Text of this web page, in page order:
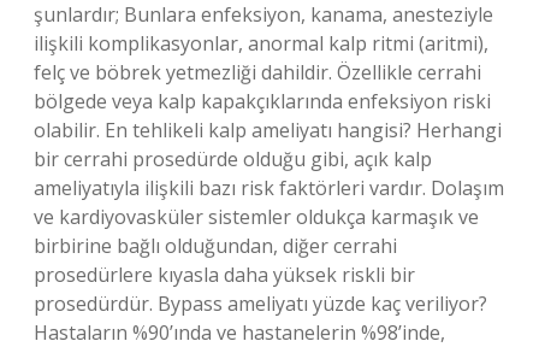
şunlardır; Bunlara enfeksiyon, kanama, anesteziyle
ilişkili komplikasyonlar, anormal kalp ritmi (aritmi),
felç ve böbrek yetmezliği dahildir. Özellikle cerrahi
bölgede veya kalp kapakçıklarında enfeksiyon riski
olabilir. En tehlikeli kalp ameliyatı hangisi? Herhangi
bir cerrahi prosedürde olduğu gibi, açık kalp
ameliyatıyla ilişkili bazı risk faktörleri vardır. Dolaşım
ve kardiyovasküler sistemler oldukça karmaşık ve
birbirine bağlı olduğundan, diğer cerrahi
prosedürlere kıyasla daha yüksek riskli bir
prosedürdür. Bypass ameliyatı yüzde kaç veriliyor?
Hastaların %90’ında ve hastanelerin %98’inde,